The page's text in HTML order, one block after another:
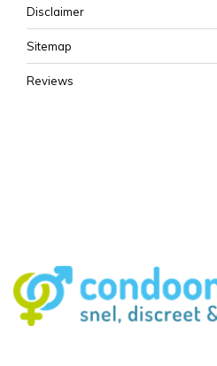
Disclaimer
Sitemap
Reviews